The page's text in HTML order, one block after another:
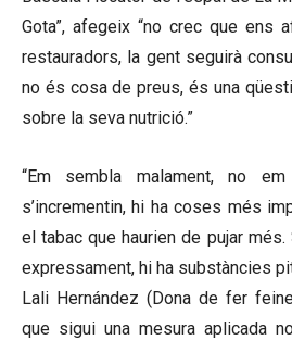
Gota”, afegeix “no crec que ens
restauradors, la gent seguirà
no és cosa de preus, és una
sobre la seva nutrició.”
“Em sembla malament, no
s’incrementin, hi ha coses més
el tabac que haurien de pujar
expressament, hi ha substàncies
Lali Hernández (Dona de fer
que sigui una mesura aplicada